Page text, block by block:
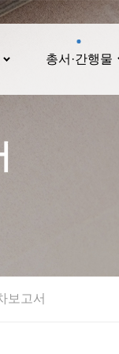
총서·간행물
보고서